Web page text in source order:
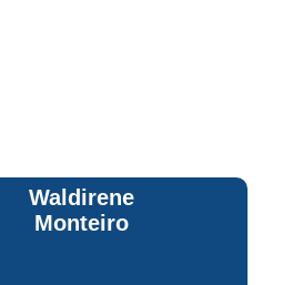
Assistencia Tecnica Brastemp
Claúdia
Andrullis